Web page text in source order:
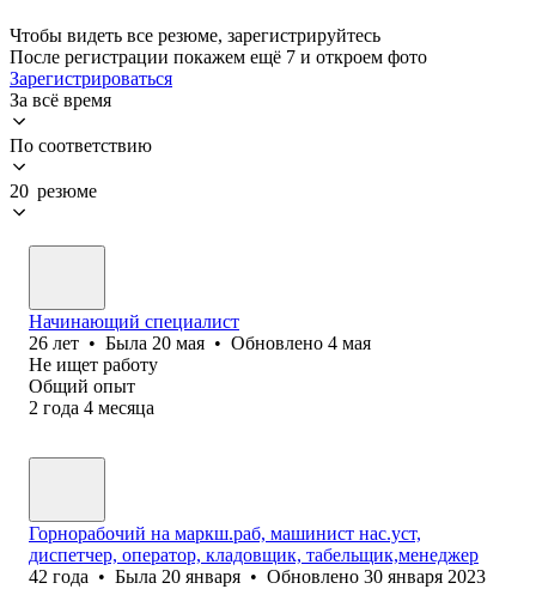
Чтобы видеть все резюме, зарегистрируйтесь
После регистрации покажем ещё 7 и откроем фото
Зарегистрироваться
За всё время
По соответствию
20 резюме
Начинающий специалист
26 лет • Была 20 мая • Обновлено 4 мая
Не ищет работу
Общий опыт
2 года 4 месяца
Горнорабочий на маркш.раб, машинист нас.уст,
диспетчер, оператор, кладовщик, табельщик,менеджер
42 года • Была 20 января • Обновлено 30 января 2023